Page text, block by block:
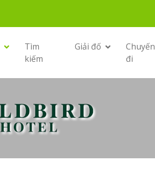
Tìm
kiếm
Giải đố
Chuyến
đi